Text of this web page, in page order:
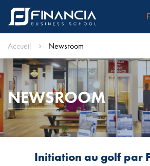
Accueil Newsroom
NEWSROOM
Initiation au golf par